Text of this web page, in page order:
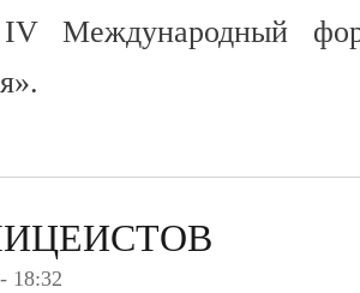
IV Международный
18:32